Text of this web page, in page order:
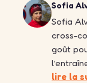
Sofia
Sofia
cross-
goût
lire la